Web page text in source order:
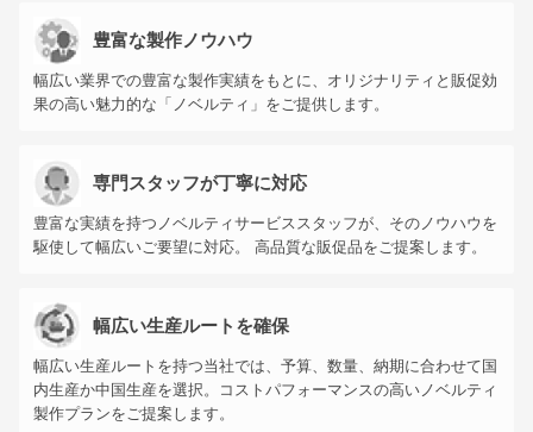
豊富な製作ノウハウ
幅広い業界での豊富な製作実績をもとに、オリジナリティと販促効
果の高い魅力的な「ノベルティ」をご提供します。
専門スタッフが丁寧に対応
豊富な実績を持つノベルティサービススタッフが、そのノウハウを
駆使して幅広いご要望に対応。 高品質な販促品をご提案します。
幅広い生産ルートを確保
幅広い生産ルートを持つ当社では、予算、数量、納期に合わせて国
内生産か中国生産を選択。コストパフォーマンスの高いノベルティ
製作プランをご提案します。